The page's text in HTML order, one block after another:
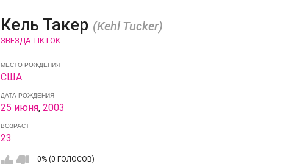
Кель Такер (Kehl Tucker)
ЗВЕЗДА TIKTOK
МЕСТО РОЖДЕНИЯ
США
ДАТА РОЖДЕНИЯ
25 июня, 2003
ВОЗРАСТ
23
0% (0 ГОЛОСОВ)